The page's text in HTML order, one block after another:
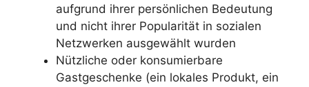
aufgrund ihrer persönlichen Bedeutung
und nicht ihrer Popularität in sozialen
Netzwerken ausgewählt wurden
Nützliche oder konsumierbare
Gastgeschenke (ein lokales Produkt, ein